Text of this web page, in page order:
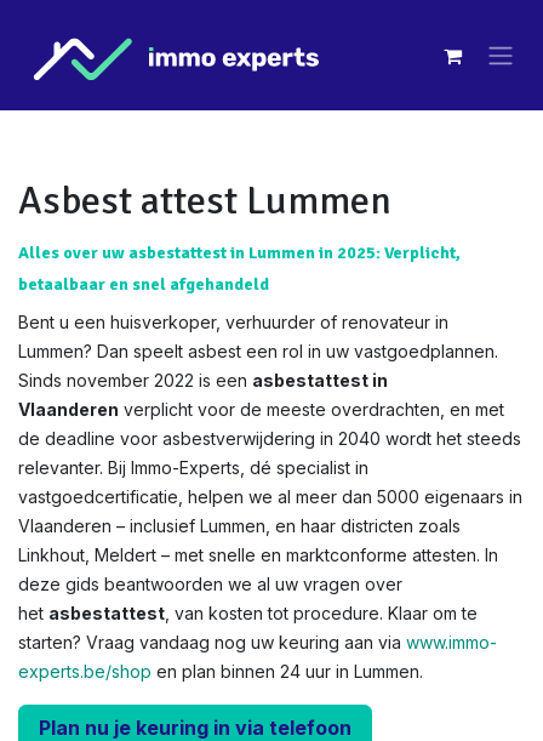
Asbest attest Lummen
Alles over uw asbestattest in Lummen in 2025: Verplicht,
betaalbaar en snel afgehandeld
Bent u een huisverkoper, verhuurder of renovateur in
Lummen? Dan speelt asbest een rol in uw vastgoedplannen.
Sinds november 2022 is een asbestattest in
Vlaanderen verplicht voor de meeste overdrachten, en met
de deadline voor asbestverwijdering in 2040 wordt het steeds
relevanter. Bij Immo-Experts, dé specialist in
vastgoedcertificatie, helpen we al meer dan 5000 eigenaars in
Vlaanderen – inclusief Lummen, en haar districten zoals
Linkhout, Meldert – met snelle en marktconforme attesten. In
deze gids beantwoorden we al uw vragen over
het asbestattest , van kosten tot procedure. Klaar om te
starten? Vraag vandaag nog uw keuring aan via www.immo-
experts.be/shop en plan binnen 24 uur in Lummen.
Plan nu je keuring in via telefoon